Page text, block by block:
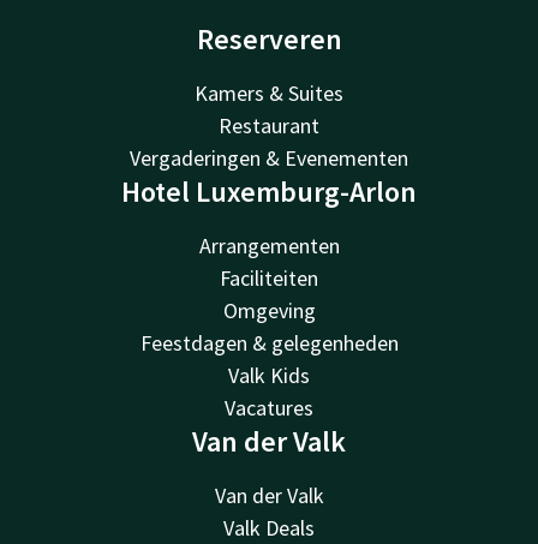
Reserveren
Kamers & Suites
Restaurant
Vergaderingen & Evenementen
Hotel Luxemburg-Arlon
Arrangementen
Faciliteiten
Omgeving
Feestdagen & gelegenheden
Valk Kids
Vacatures
Van der Valk
Van der Valk
Valk Deals